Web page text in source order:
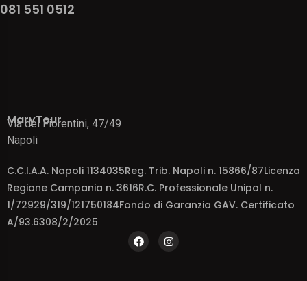
081 551 0512
MaryTour
Via dei Fiorentini, 47/49
Napoli
C.C.I.A.A. Napoli 1134035Reg. Trib. Napoli n. 15866/87Licenza
Regione Campania n. 3616R.C. Professionale Unipol n.
1/72929/319/121750184Fondo di Garanzia GAV. Certificato
A/93.6308/2/2025